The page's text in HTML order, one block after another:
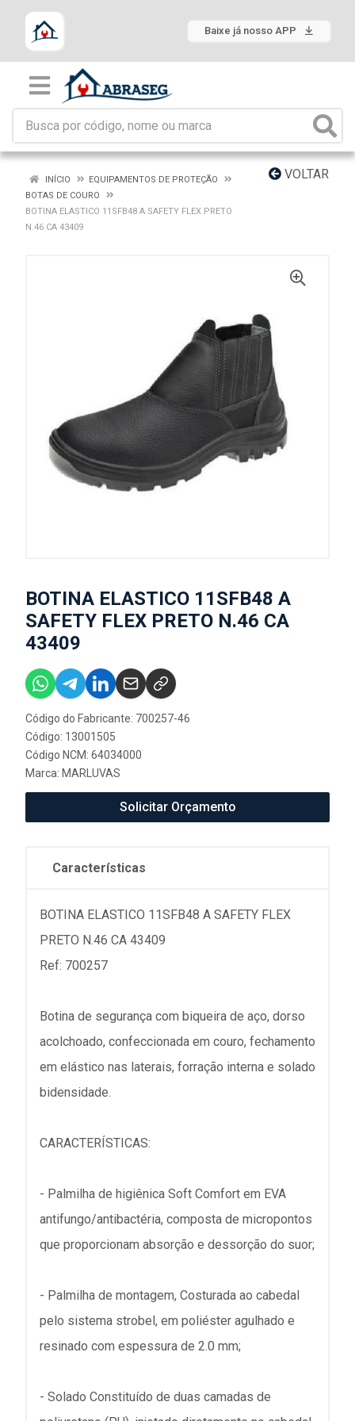
Baixe já nosso APP
VOLTAR
INÍCIO
EQUIPAMENTOS DE PROTEÇÃO
BOTAS DE COURO
BOTINA ELASTICO 11SFB48 A SAFETY FLEX PRETO
N.46 CA 43409
BOTINA ELASTICO 11SFB48 A
SAFETY FLEX PRETO N.46 CA
43409
Código do Fabricante: 700257-46
Código: 13001505
Código NCM: 64034000
Marca: MARLUVAS
Solicitar Orçamento
Características
BOTINA ELASTICO 11SFB48 A SAFETY FLEX
PRETO N.46 CA 43409
Ref: 700257
Botina de segurança com biqueira de aço, dorso
acolchoado, confeccionada em couro, fechamento
em elástico nas laterais, forração interna e solado
bidensidade.
CARACTERÍSTICAS:
- Palmilha de higiênica Soft Comfort em EVA
antifungo/antibactéria, composta de micropontos
que proporcionam absorção e dessorção do suor;
- Palmilha de montagem, Costurada ao cabedal
pelo sistema strobel, em poliéster agulhado e
resinado com espessura de 2.0 mm;
- Solado Constituído de duas camadas de